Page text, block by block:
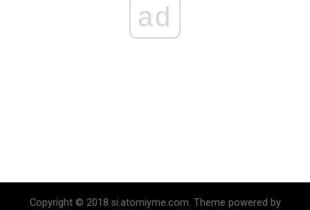
ad
Copyright © 2018 si.atomiyme.com. Theme powered by